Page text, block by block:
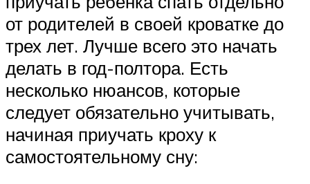
от родителей в своей кроватке до
трех лет. Лучше всего это начать
делать в год-полтора. Есть
несколько нюансов, которые
следует обязательно учитывать,
начиная приучать кроху к
самостоятельному сну: